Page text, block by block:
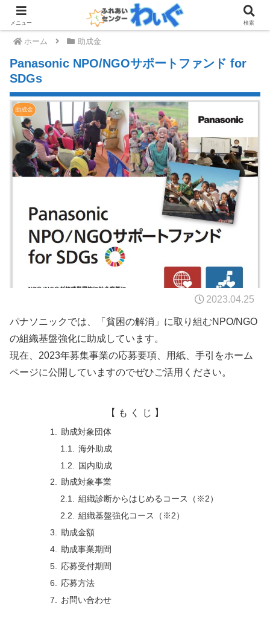
ホーム 助成金
Panasonic NPO/NGOサポートファンド for
SDGs
助成金
2023.04.25
パナソニックでは、「貧困の解消」に取り組むNPO/NGO
の組織基盤強化に助成しています。
現在、2023年募集事業の応募要項、用紙、手引をホーム
ページに公開していますのでぜひご活用ください。
【 も く じ 】
助成対象団体
海外助成
国内助成
助成対象事業
組織診断からはじめるコース（※2）
組織基盤強化コース（※2）
助成金額
助成事業期間
応募受付期間
応募方法
お問い合わせ
メニュー 検索